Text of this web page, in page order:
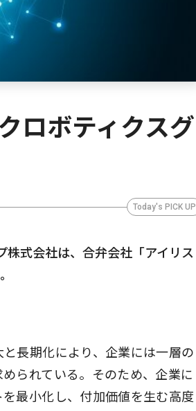
ロボティクスグ
Today's PICK UP
株式会社は、合弁会社「アイリス
長期化により、企業には一層の
られている。そのため、企業に
最小化し、付加価値を生む高度